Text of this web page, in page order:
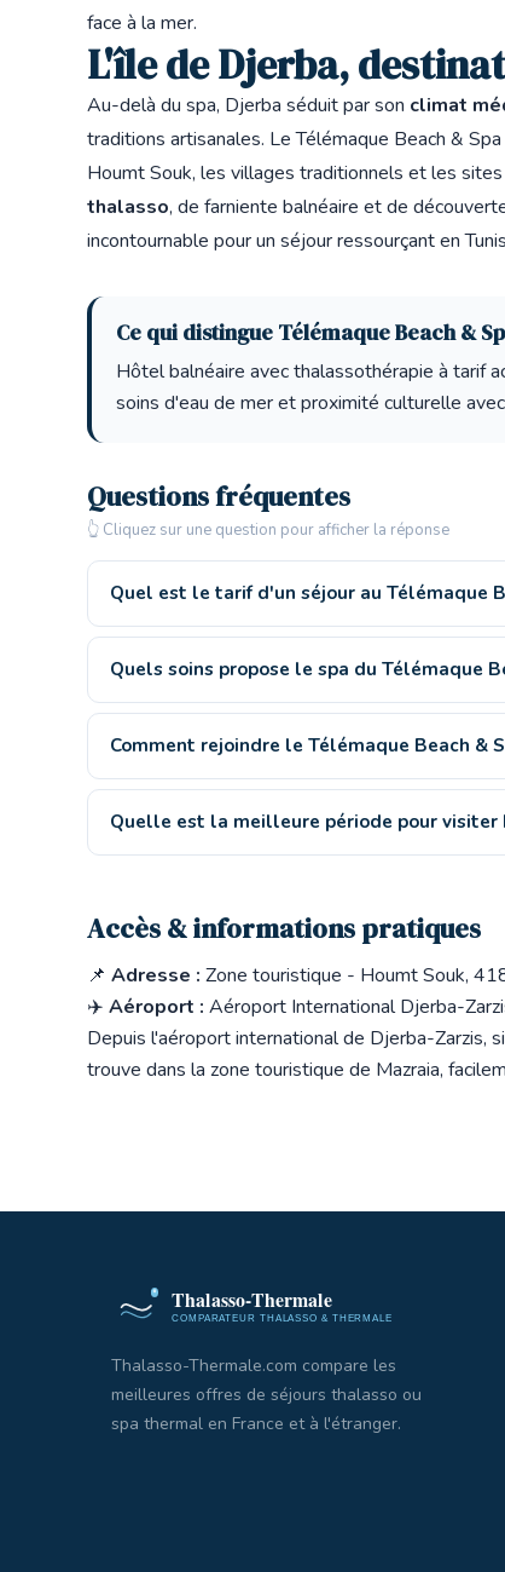
face à la mer.
L'île de Djerba,
Au-delà du spa, Djerba séduit par son climat
traditions artisanales. Le Télémaque Beach &
Houmt Souk, les villages traditionnels et les
thalasso, de farniente balnéaire et de
incontournable pour un séjour ressourçant en
Ce qui distingue Télémaque Beach &
Hôtel balnéaire avec thalassothérapie à tarif
soins d'eau de mer et proximité culturelle
Questions fréquentes
👆 Cliquez sur une question pour afficher la réponse
Quel est le tarif d'un séjour au Télémaque
Quels soins propose le spa du Télémaque
Comment rejoindre le Télémaque Beach &
Quelle est la meilleure période pour visiter
Accès & informations pratiques
📌 Adresse : Zone touristique - Houmt Souk,
✈️ Aéroport : Aéroport International Djerba-
Depuis l'aéroport international de Djerba-
trouve dans la zone touristique de Mazraia,
Thalasso-Thermale.com compare les
meilleures offres de séjours thalasso ou
spa thermal en France et à l'étranger.